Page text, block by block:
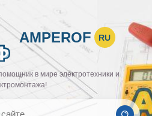
AMPEROF RU
в мире электротехники и